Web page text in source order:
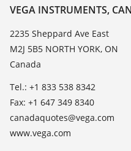
Contact
News
Presse
Blog
VEGA INSTRUMENTS,
2235 Sheppard Ave East
M2J 5B5 NORTH YORK, ON
Canada
Tel.: +1 833 538 8342
Fax: +1 647 349 8340
canadaquotes@vega.com
www.vega.com